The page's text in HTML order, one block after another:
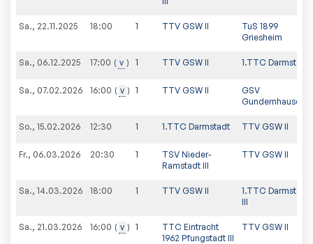
Sa., 22.11.2025 18:00 1 TTV GSW II
TuS 1899
Griesheim
Sa., 06.12.2025 17:00 v 1 TTV GSW II 1.TTC Darmstadt
Sa., 07.02.2026 16:00 v 1 TTV GSW II
GSV
Gundernhausen II
So., 15.02.2026 12:30 1 1.TTC Darmstadt TTV GSW II
Fr., 06.03.2026 20:30 1
TSV Nieder-
Ramstadt III
TTV GSW II
Sa., 14.03.2026 18:00 1 TTV GSW II
1.TTC Darmstadt
III
Sa., 21.03.2026 16:00 v 1
TTC Eintracht
1962 Pfungstadt III
TTV GSW II